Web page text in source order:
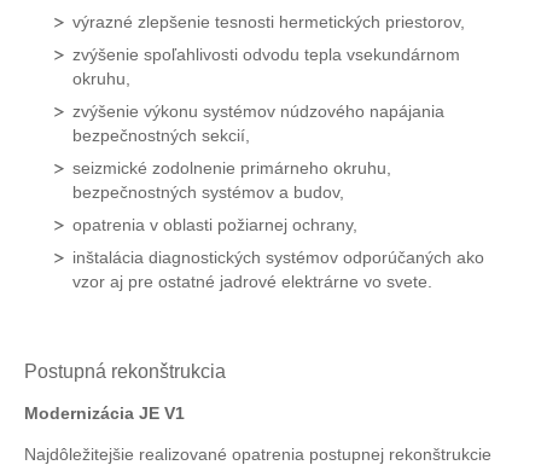
výrazné zlepšenie tesnosti hermetických priestorov,
zvýšenie spoľahlivosti odvodu tepla vsekundárnom
okruhu,
zvýšenie výkonu systémov núdzového napájania
bezpečnostných sekcií,
seizmické zodolnenie primárneho okruhu,
bezpečnostných systémov a budov,
opatrenia v oblasti požiarnej ochrany,
inštalácia diagnostických systémov odporúčaných ako
vzor aj pre ostatné jadrové elektrárne vo svete.
Postupná rekonštrukcia
Modernizácia JE V1
Najdôležitejšie realizované opatrenia postupnej rekonštrukcie